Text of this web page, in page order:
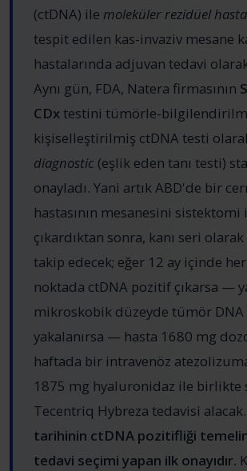
(ctDNA) ile moleküler rezidüel
tespit edilen kas-invaziv mesane
hastalarında adjuvan tedavi
Aynı gün, FDA, Natera firmasının
CDxtestini tümörle-
kişiselleştirilmiş ctDNA testi
diagnostic(eşlik eden tanı testi)
onayladı. Yani artık ABD'de bir
hastasının mesanesini sistektomi
çıkardıktan sonra, kanı seri
takip edecek; eğer 12 ay içinde
noktada ctDNA pozitif çıkarsa —
mikroskobik düzeyde tümör DNA
yakalanırsa — hasta 1680 mg
haftada bir intravenöz
1875 mg hyaluronidaz ile birlikte
Tecentriq Hybreza tedavisi alacak.
tarihinin ctDNA pozitifliği
tedavi seçimi yapan ilk onayıdır.